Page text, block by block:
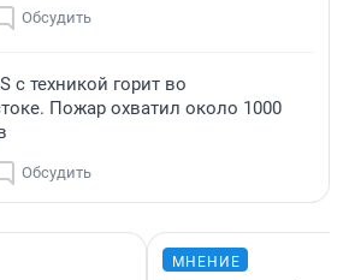
Обсудить
с техникой горит во
Пожар охватил около 1000
Обсудить
МНЕНИЕ